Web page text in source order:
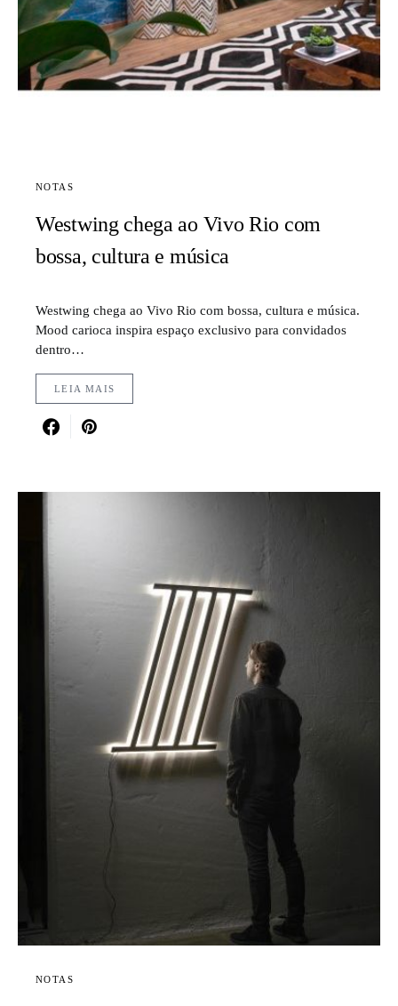
NOTAS
Westwing chega ao Vivo Rio com
bossa, cultura e música
Westwing chega ao Vivo Rio com bossa, cultura e música.
Mood carioca inspira espaço exclusivo para convidados
dentro…
LEIA MAIS
NOTAS